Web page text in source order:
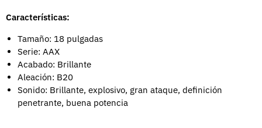
Características:
Tamaño: 18 pulgadas
Serie: AAX
Acabado: Brillante
Aleación: B20
Sonido: Brillante, explosivo, gran ataque, definición
penetrante, buena potencia